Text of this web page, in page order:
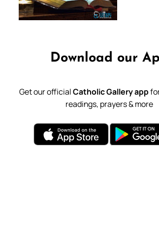
Download our
Get our officialCatholic Gallery app
readings, prayers & more